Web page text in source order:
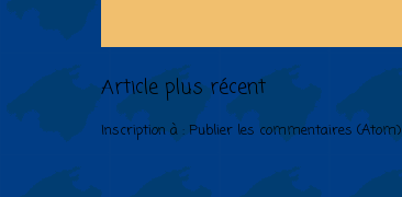
Article plus récent
Inscription à : Publier les commentaires (Atom)